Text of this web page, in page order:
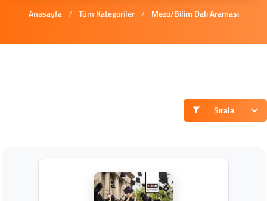
Anasayfa / Tüm Kategoriler / Mezo/Bilim Dalı Araması
Sırala